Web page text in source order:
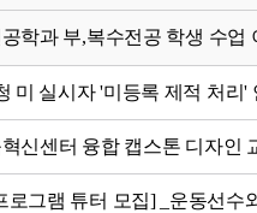
학과 부,복수전공 학생 수업
미 실시자 '미등록 제적 처리'
신센터 융합 캡스톤 디자인
로그램 튜터 모집] _운동선수